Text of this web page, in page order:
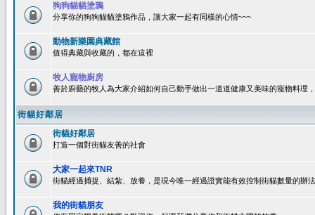
狗狗貓貓塗鴉
分享你的狗狗貓貓塗鴉作品，讓大家一起有同樣的心情~~~
動物新樂園典藏館
值得典藏與收藏的，都在這裡
牧人寵物廚房
善於廚藝的牧人為大家介紹如何自己動手做出一道道健康又美味的寵物料理
街貓好鄰居
街貓好鄰居
打造一個對街貓友善的社會
大家一起來TNR
街貓經過捕捉、結紮、放養，是現今唯一經過證實能有效控制街貓數量的辦
我的街貓朋友